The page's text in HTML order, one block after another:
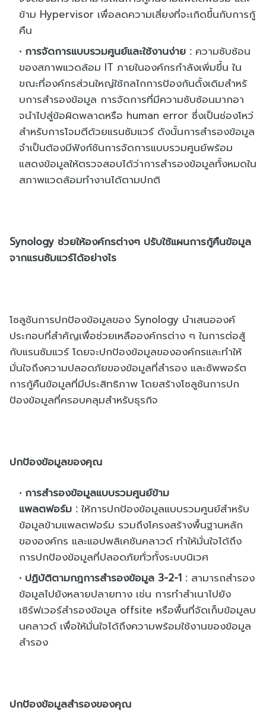
ข้าม Hypervisor เพื่อลดความเสี่ยงที่จะเกิดขึ้นกับการกู้
คืน
การจัดการแบบรวมศูนย์และใช้งานง่าย : ความซับซ้อน
ของสภาพแวดล้อม IT ภายในองค์กรกำลังเพิ่มขึ้น ใน
ขณะที่องค์กรส่วนใหญ่ใช้กลไกการป้องกันดั้งเดิมสำหรั
บการสำรองข้อมูล การจัดการที่มีความซับซ้อนมากอา
จนำไปสู่ข้อผิดพลาดหรือ human error ซึ่งเป็นช่องโหว่
สำหรับการโจมตีด้วยแรนซัมแวร์ ดังนั้นการสำรองข้อมูล
จำเป็นต้องมีฟังก์ชันการจัดการแบบรวมศูนย์พร้อม
แสดงข้อมูลให้ตรวจสอบได้ว่าการสำรองข้อมูลทั้งหมดใน
สภาพแวดล้อมทำงานได้ตามปกติ
Synology ช่วยให้องค์กรต่างๆ ปรับใช้แผนการกู้คืนข้อมูล
จากแรนซัมแวร์ได้อย่างไร
โซลูชันการปกป้องข้อมูลของ Synology นำเสนอองค์
ประกอบที่สำคัญเพื่อช่วยเหลือองค์กรต่าง ๆ ในการต่อสู้
กับแรนซัมแวร์ โดยจะปกป้องข้อมูลขององค์กรและทำให้
มั่นใจถึงความปลอดภัยของข้อมูลที่สำรอง และซัพพอร์ต
การกู้คืนข้อมูลที่มีประสิทธิภาพ โดยสร้างโซลูชันการปก
ป้องข้อมูลที่ครอบคลุมสำหรับธุรกิจ
ปกป้องข้อมูลของคุณ
การสำรองข้อมูลแบบรวมศูนย์ข้าม
แพลตฟอร์ม :ให้การปกป้องข้อมูลแบบรวมศูนย์สำหรับ
ข้อมูลข้ามแพลตฟอร์ม รวมถึงโครงสร้างพื้นฐานหลัก
ขององค์กร และแอปพลิเคชันคลาวด์ ทำให้มั่นใจได้ถึง
การปกป้องข้อมูลที่ปลอดภัยทั่วทั้งระบบนิเวศ
ปฏิบัติตามกฎการสำรองข้อมูล 3-2-1 : สามารถสำรอง
ข้อมูลไปยังหลายปลายทาง เช่น การทำสำเนาไปยัง
เซิร์ฟเวอร์สำรองข้อมูล offsite หรือพื้นที่จัดเก็บข้อมูลบ
นคลาวด์ เพื่อให้มั่นใจได้ถึงความพร้อมใช้งานของข้อมูล
สำรอง
ปกป้องข้อมูลสำรองของคุณ